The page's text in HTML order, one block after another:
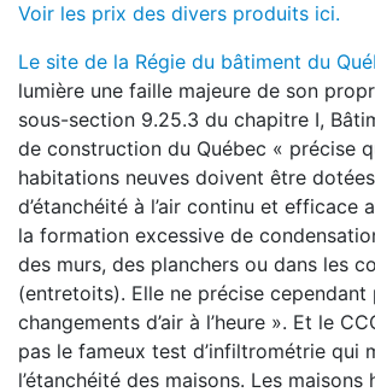
Voir les prix des divers produits ici.
Le site de la Régie du bâtiment du
lumière une faille majeure de son
sous-section 9.25.3 du chapitre I,
de construction du Québec « précise
habitations neuves doivent être dotées
d’étanchéité à l’air continu et efficace
la formation excessive de
des murs, des planchers ou dans les
(entretoits). Elle ne précise cependant
changements d’air à l’heure ». Et le
pas le fameux test d’infiltrométrie qui
l’étanchéité des maisons. Les maisons